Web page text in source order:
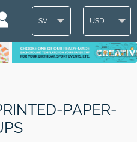
SV USD
PAPER-